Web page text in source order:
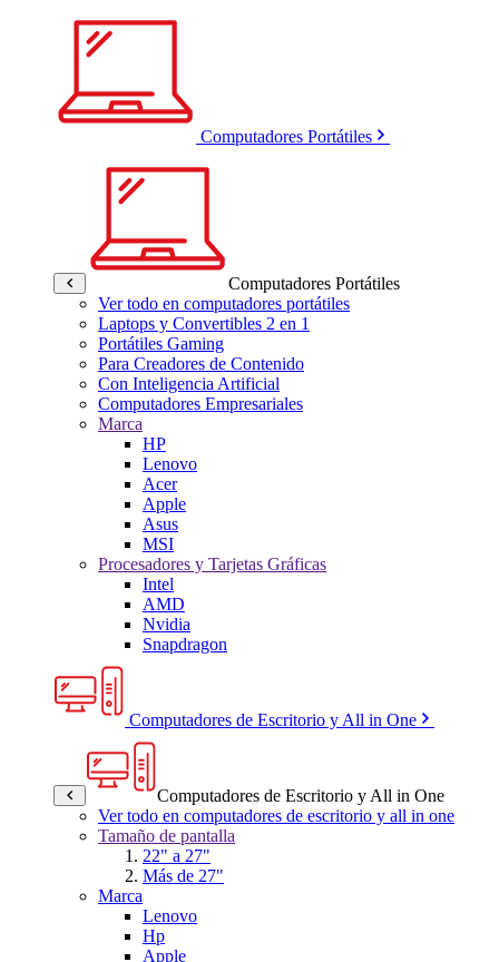
Computadores Portátiles
Computadores Portátiles
Ver todo en computadores portátiles
Laptops y Convertibles 2 en 1
Portátiles Gaming
Para Creadores de Contenido
Con Inteligencia Artificial
Computadores Empresariales
Marca
HP
Lenovo
Acer
Apple
Asus
MSI
Procesadores y Tarjetas Gráficas
Intel
AMD
Nvidia
Snapdragon
Computadores de Escritorio y All in One
Computadores de Escritorio y All in One
Ver todo en computadores de escritorio y all in one
Tamaño de pantalla
22" a 27"
Más de 27"
Marca
Lenovo
Hp
Apple